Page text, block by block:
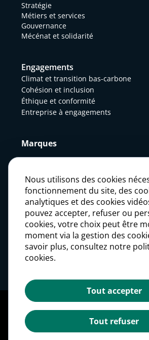
Stratégie
Métiers et services
Gouvernance
Mécénat et solidarité
Engagements
Climat et transition bas-carbone
Cohésion et inclusion
Éthique et conformité
Entreprise à engagements
Marques
Actualités
Presse
Carrières
Mentions légales
Politique des données personnelles
Politique des cookies
Nous utilisons des cookies
fonctionnement du site, des
analytiques et des cookies
pouvez accepter, refuser ou
cookies, votre choix peut être
moment via la gestion des
savoir plus, consultez notre
cookies.
Tout accepter
Tout refuser